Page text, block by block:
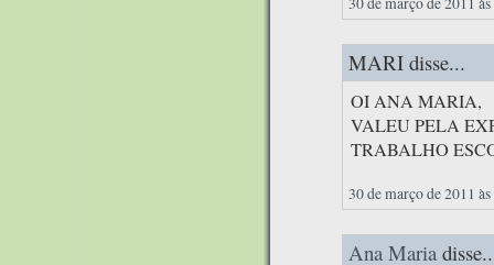
MARI disse...
OI ANA MARIA,
VALEU PELA
TRABALHO
30 de março de 2011
Ana Maria